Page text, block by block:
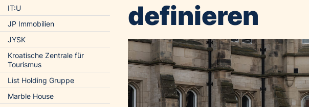
IT:U
JP Immobilien
JYSK
Kroatische Zentrale für
Tourismus
List Holding Gruppe
Marble House
definieren